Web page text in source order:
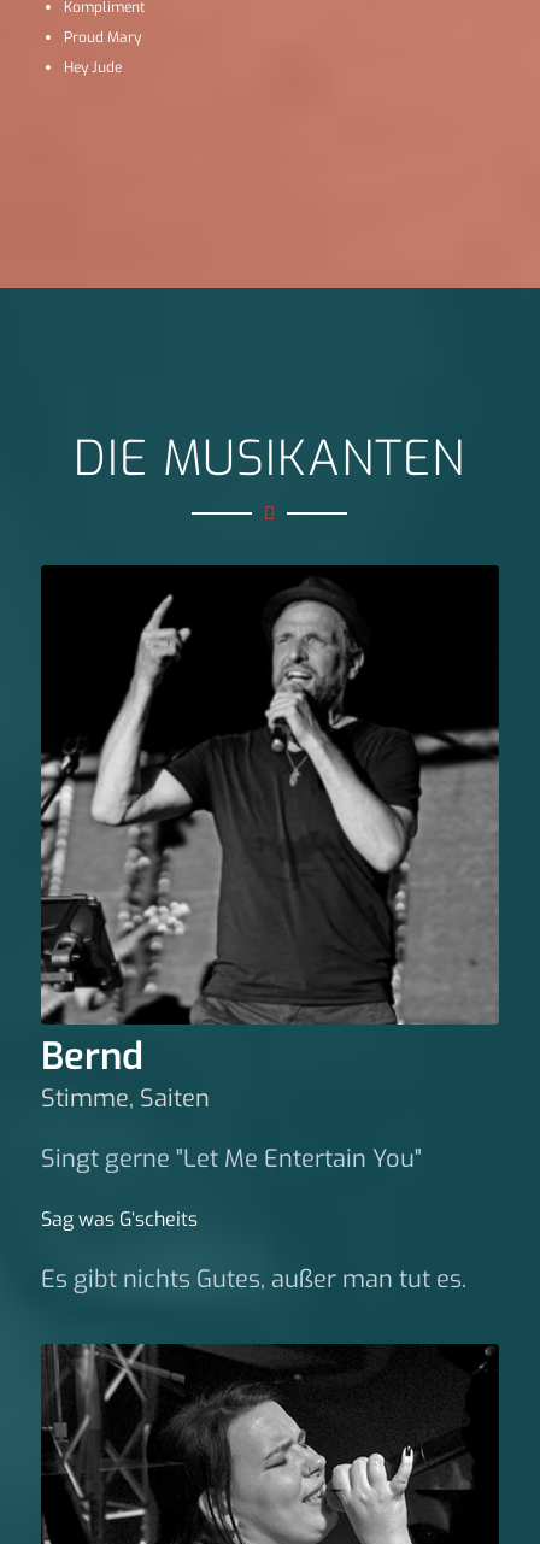
Kompliment
Proud Mary
Hey Jude
DIE MUSIKANTEN
Bernd
Stimme, Saiten
Singt gerne "Let Me Entertain You"
Sag was G‘scheits
Es gibt nichts Gutes, außer man tut es.